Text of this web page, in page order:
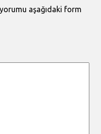
aşağıdaki form